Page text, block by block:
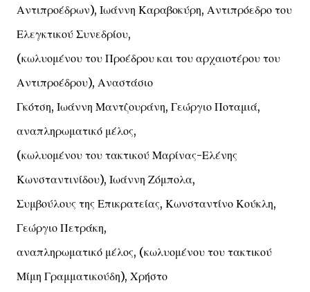
Αντιπροέδρων), Ιωάννη Καραβοκύρη, Αντιπρόεδρο του
Ελεγκτικού Συνεδρίου,
(κωλυομένου του Προέδρου και του αρχαιοτέρου του
Αντιπροέδρου), Αναστάσιο
Γκότση, Ιωάννη Μαντζουράνη, Γεώργιο Ποταμιά,
αναπληρωματικό μέλος,
(κωλυομένου του τακτικού Μαρίνας-Ελένης
Κωνσταντινίδου), Ιωάννη Ζόμπολα,
Συμβούλους της Επικρατείας, Κωνσταντίνο Κούκλη,
Γεώργιο Πετράκη,
αναπληρωματικό μέλος, (κωλυομένου του τακτικού
Μίμη Γραμματικούδη), Χρήστο